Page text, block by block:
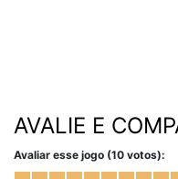
AVALIE E
Avaliar esse jogo (10 votos):